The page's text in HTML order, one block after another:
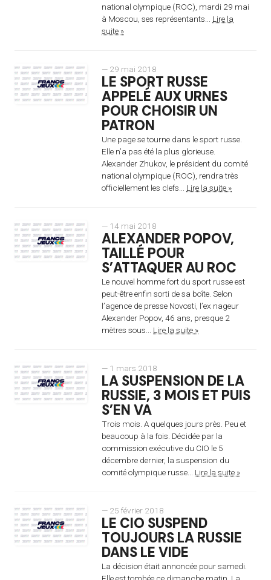
national olympique (ROC), mardi 29 mai
à Moscou, ses représentants... Lire la
suite »
— 29 mai 2018
LE SPORT RUSSE
APPELÉ AUX URNES
POUR CHOISIR UN
PATRON
Une page se tourne dans le sport russe.
Elle n’a pas été la plus glorieuse.
Alexander Zhukov, le président du comité
national olympique (ROC), rendra très
officiellement les clefs... Lire la suite »
— 14 mai 2018
ALEXANDER POPOV,
TAILLÉ POUR
S’ATTAQUER AU ROC
Le nouvel homme fort du sport russe est
peut-être enfin sorti de sa boîte. Selon
l’agence de presse Novosti, l’ex nageur
Alexander Popov, 46 ans, presque 2
mètres sous... Lire la suite »
— 1 mars 2018
LA SUSPENSION DE LA
RUSSIE, 3 MOIS ET PUIS
S’EN VA
Trois mois. A quelques jours près. Peu et
beaucoup à la fois. Décidée par la
commission exécutive du CIO le 5
décembre dernier, la suspension du
comité olympique russe... Lire la suite »
— 25 février 2018
LE CIO SUSPEND
TOUJOURS LA RUSSIE
DANS LE VIDE
La décision était annoncée pour samedi.
Elle est tombée ce dimanche matin. La